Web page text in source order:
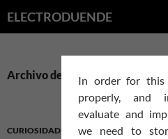
In order for
properly, and
evaluate and
we need to
ELECTRODUENDE
Archivo de la categoría:
CURIOSIDADES SOFTWARE LIBRE